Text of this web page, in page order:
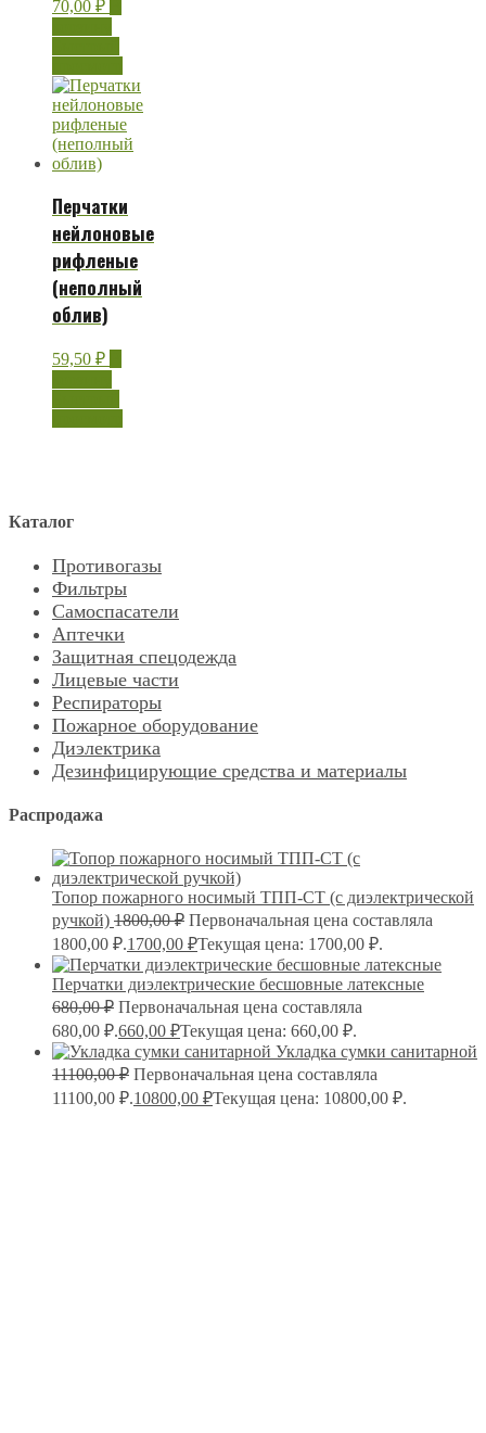
70,00 ₽
Перчатки
нейлоновые
рифленые
(неполный
облив)
59,50 ₽
Каталог
Противогазы
Фильтры
Самоспасатели
Аптечки
Защитная спецодежда
Лицевые части
Респираторы
Пожарное оборудование
Диэлектрика
Дезинфицирующие средства и материалы
Распродажа
Топор пожарного носимый ТПП-СТ (с диэлектрической
ручкой) 1800,00₽ Первоначальная цена составляла
1800,00 ₽.1700,00 ₽Текущая цена: 1700,00 ₽.
Перчатки диэлектрические бесшовные латексные
680,00₽ Первоначальная цена составляла
680,00 ₽.660,00 ₽Текущая цена: 660,00 ₽.
Укладка сумки санитарной
11100,00₽ Первоначальная цена составляла
11100,00 ₽.10800,00 ₽Текущая цена: 10800,00 ₽.